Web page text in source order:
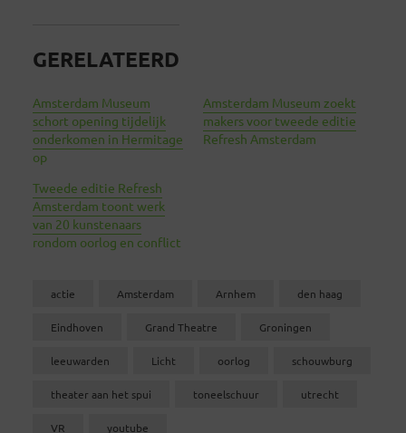
GERELATEERD
Amsterdam Museum
schort opening tijdelijk
onderkomen in Hermitage
op
Amsterdam Museum zoekt
makers voor tweede editie
Refresh Amsterdam
Tweede editie Refresh
Amsterdam toont werk
van 20 kunstenaars
rondom oorlog en conflict
actie Amsterdam Arnhem den haag
Eindhoven Grand Theatre Groningen
leeuwarden Licht oorlog schouwburg
theater aan het spui toneelschuur utrecht
VR youtube